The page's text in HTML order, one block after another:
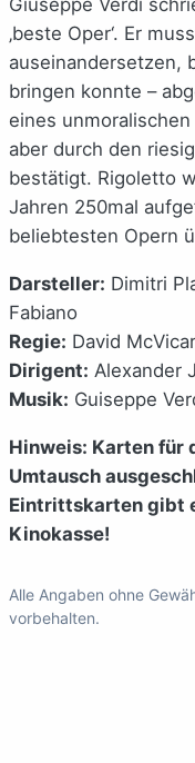
Giuseppe Verdi
‚beste Oper‘. Er
auseinandersetzen,
bringen konnte –
eines
aber durch den
bestätigt. Rigoletto
Jahren 250mal
beliebtesten Opern
Darsteller: Dimitri
Fabiano
Regie: David McVicar
Dirigent: Alexander
Musik: Guiseppe
Hinweis: Karten für
Umtausch
Eintrittskarten gibt
Kinokasse!
Alle Angaben ohne
vorbehalten.